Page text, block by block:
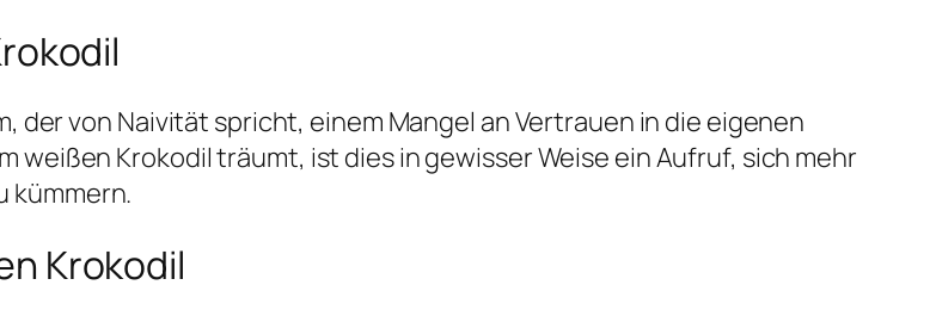
der von Naivität spricht, einem Mangel an Vertrauen in die eigenen
weißen Krokodil träumt, ist dies in gewisser Weise ein Aufruf, sich mehr
kümmern.
Krokodil